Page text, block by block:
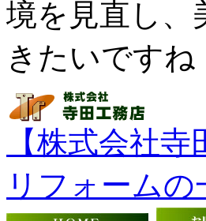
境を見直し、
きたいですね
【株式会社
リフォーム